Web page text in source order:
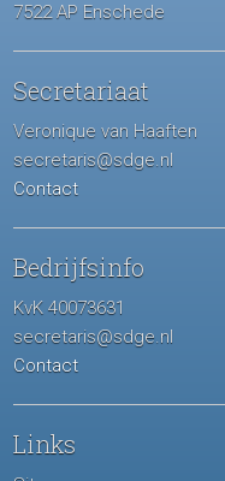
7522 AP Enschede
Secretariaat
Veronique van Haaften
secretaris@sdge.nl
Contact
Bedrijfsinfo
KvK 40073631
secretaris@sdge.nl
Contact
Links